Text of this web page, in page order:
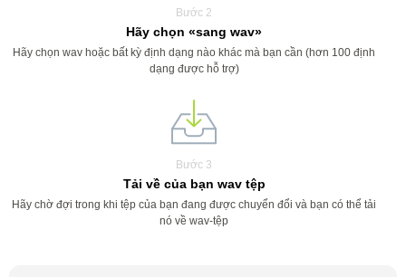
Bước 2
Hãy chọn «sang wav»
Hãy chọn wav hoặc bất kỳ định dạng nào khác mà bạn cần (hơn 100 định
dạng được hỗ trợ)
Bước 3
Tải về của bạn wav tệp
Hãy chờ đợi trong khi tệp của bạn đang được chuyển đổi và bạn có thể tải
nó về wav-tệp